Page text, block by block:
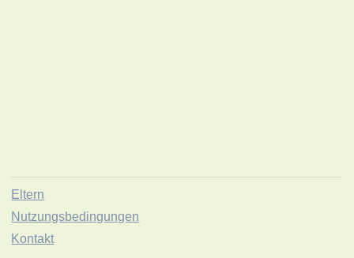
Eltern
Nutzungsbedingungen
Kontakt